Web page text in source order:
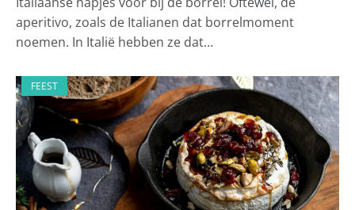
aperitivo, zoals de Italianen dat borrelmoment
noemen. In Italië hebben ze dat…
FEEST